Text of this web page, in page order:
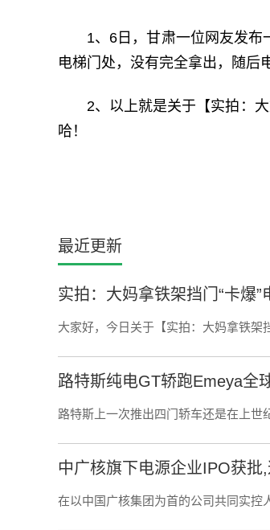
1、6日，甘肃一位网友发
电梯门处，没有完全拿出，随后
2、以上就是关于【实拍：
哈！
最近更新
实拍：大妈拿铁架挡门“卡爆
大家好，今日关于【实拍：大妈拿铁架
路特斯纯电GT轿跑Emeya全
路特斯上一次推出四门轿车还是在上世
中广核旗下电源企业IPO获批
在以中国广核集团为首的公司共同实控